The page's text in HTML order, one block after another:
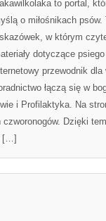
to portal,
o miłośnikach
w którym
dotyczące
przewodnik
łączą się w
i Profilaktyka. Na
Dzięki
[…]